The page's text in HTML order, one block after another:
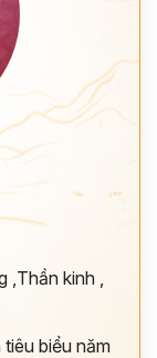
,Thần kinh ,
biểu năm